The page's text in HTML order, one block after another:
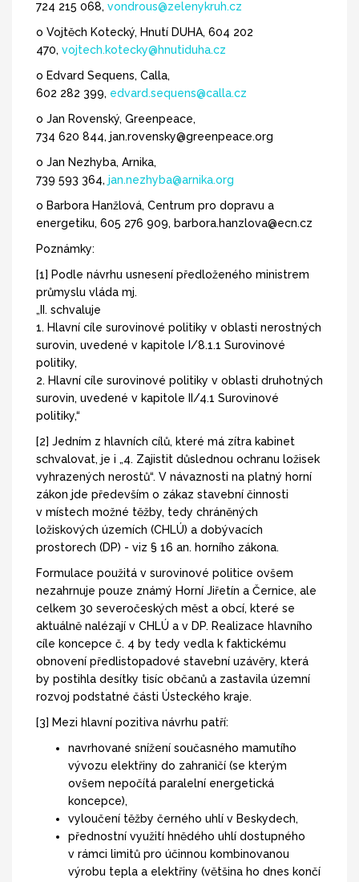
724 215 068, vondrous@zelenykruh.cz
o Vojtěch Kotecký, Hnutí DUHA, 604 202
470, vojtech.kotecky@hnutiduha.cz
o Edvard Sequens, Calla,
602 282 399, edvard.sequens@calla.cz
o Jan Rovenský, Greenpeace,
734 620 844, jan.rovensky@greenpeace.org
o Jan Nezhyba, Arnika,
739 593 364, jan.nezhyba@arnika.org
o Barbora Hanžlová, Centrum pro dopravu a
energetiku, 605 276 909, barbora.hanzlova@ecn.cz
Poznámky:
[1] Podle návrhu usnesení předloženého ministrem
průmyslu vláda mj.
„II. schvaluje
1. Hlavní cíle surovinové politiky v oblasti nerostných
surovin, uvedené v kapitole I/8.1.1 Surovinové
politiky,
2. Hlavní cíle surovinové politiky v oblasti druhotných
surovin, uvedené v kapitole II/4.1 Surovinové
politiky,“
[2] Jedním z hlavních cílů, které má zítra kabinet
schvalovat, je i „4. Zajistit důslednou ochranu ložisek
vyhrazených nerostů“. V návaznosti na platný horní
zákon jde především o zákaz stavební činnosti
v místech možné těžby, tedy chráněných
ložiskových územích (CHLÚ) a dobývacích
prostorech (DP) - viz § 16 an. horního zákona.
Formulace použitá v surovinové politice ovšem
nezahrnuje pouze známý Horní Jiřetín a Černice, ale
celkem 30 severočeských měst a obcí, které se
aktuálně nalézají v CHLÚ a v DP. Realizace hlavního
cíle koncepce č. 4 by tedy vedla k faktickému
obnovení předlistopadové stavební uzávěry, která
by postihla desítky tisíc občanů a zastavila územní
rozvoj podstatné části Ústeckého kraje.
[3] Mezi hlavní pozitiva návrhu patří:
navrhované snížení současného mamutího
vývozu elektřiny do zahraničí (se kterým
ovšem nepočítá paralelní energetická
koncepce),
vyloučení těžby černého uhlí v Beskydech,
přednostní využití hnědého uhlí dostupného
v rámci limitů pro účinnou kombinovanou
výrobu tepla a elektřiny (většina ho dnes končí